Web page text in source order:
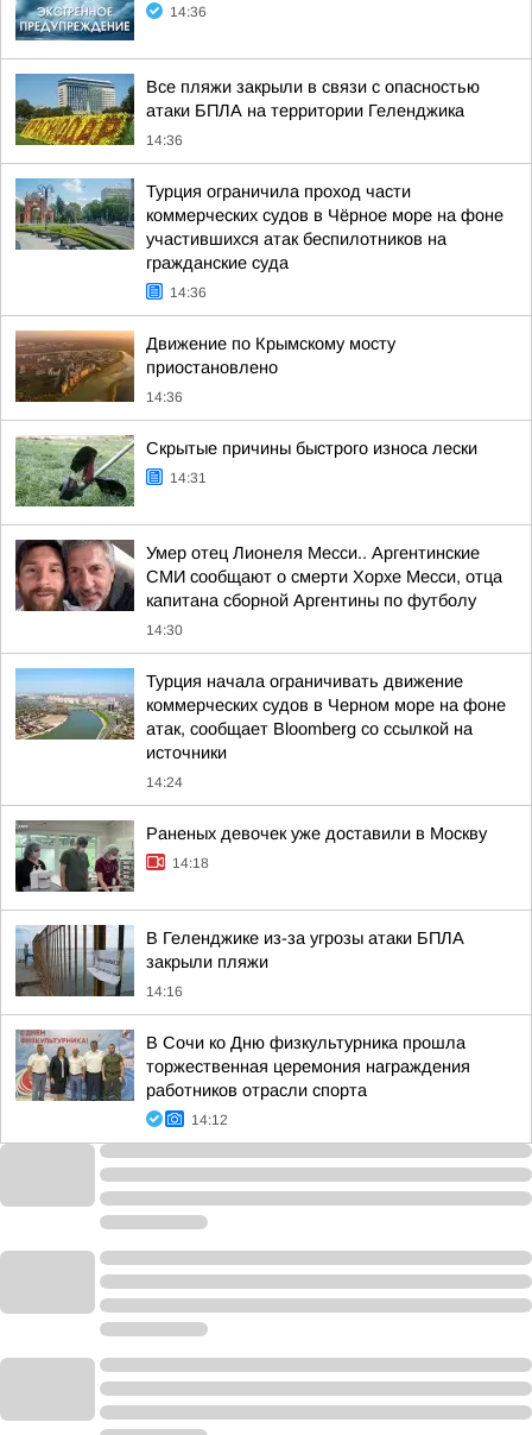
14:36
Все пляжи закрыли в связи с опасностью
атаки БПЛА на территории Геленджика
14:36
Турция ограничила проход части
коммерческих судов в Чёрное море на фоне
участившихся атак беспилотников на
гражданские суда
14:36
Движение по Крымскому мосту
приостановлено
14:36
Скрытые причины быстрого износа лески
14:31
Умер отец Лионеля Месси.. Аргентинские
СМИ сообщают о смерти Хорхе Месси, отца
капитана сборной Аргентины по футболу
14:30
Турция начала ограничивать движение
коммерческих судов в Черном море на фоне
атак, сообщает Bloomberg со ссылкой на
источники
14:24
Раненых девочек уже доставили в Москву
14:18
В Геленджике из-за угрозы атаки БПЛА
закрыли пляжи
14:16
В Сочи ко Дню физкультурника прошла
торжественная церемония награждения
работников отрасли спорта
14:12